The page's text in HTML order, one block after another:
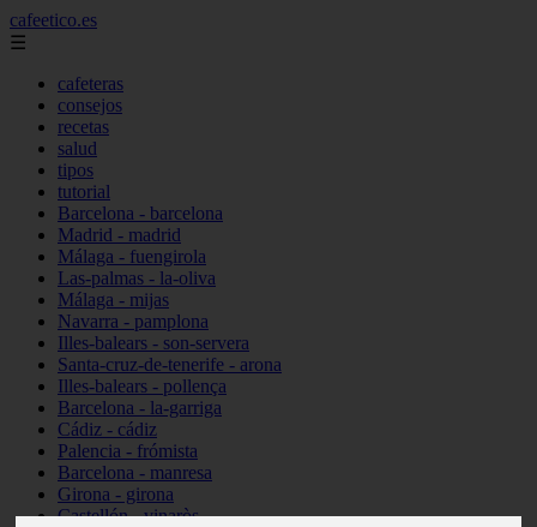
cafeetico.es
☰
cafeteras
consejos
recetas
salud
tipos
tutorial
Barcelona - barcelona
Madrid - madrid
Málaga - fuengirola
Las-palmas - la-oliva
Málaga - mijas
Navarra - pamplona
Illes-balears - son-servera
Santa-cruz-de-tenerife - arona
Illes-balears - pollença
Barcelona - la-garriga
Cádiz - cádiz
Palencia - frómista
Barcelona - manresa
Girona - girona
Castellón - vinaròs